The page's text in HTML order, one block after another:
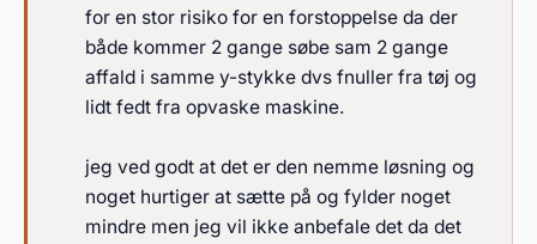
for en stor risiko for en forstoppelse da der
både kommer 2 gange søbe sam 2 gange
affald i samme y-stykke dvs fnuller fra tøj og
lidt fedt fra opvaske maskine.
jeg ved godt at det er den nemme løsning og
noget hurtiger at sætte på og fylder noget
mindre men jeg vil ikke anbefale det da det